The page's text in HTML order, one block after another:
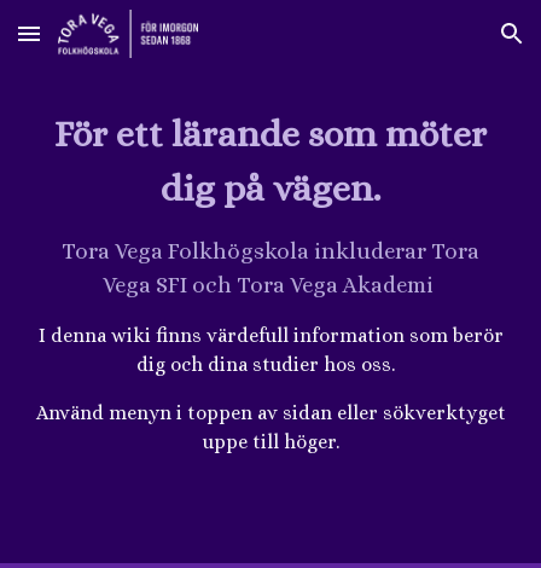
Skip to main content Skip to navigation
För ett lärande som möter
dig på vägen.
Tora Vega Folkhögskola inkluderar Tora
Vega SFI och Tora Vega Akademi
I denna wiki finns värdefull information som berör
dig och dina studier hos oss.
Använd menyn i toppen av sidan eller sökverktyget
uppe till höger.